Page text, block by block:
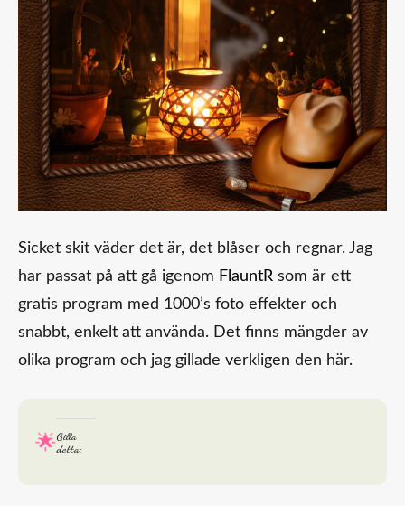
Sicket skit väder det är, det blåser och regnar. Jag
har passat på att gå igenom FlauntR som är ett
gratis program med 1000’s foto effekter och
snabbt, enkelt att använda. Det finns mängder av
olika program och jag gillade verkligen den här.
Gilla
detta: